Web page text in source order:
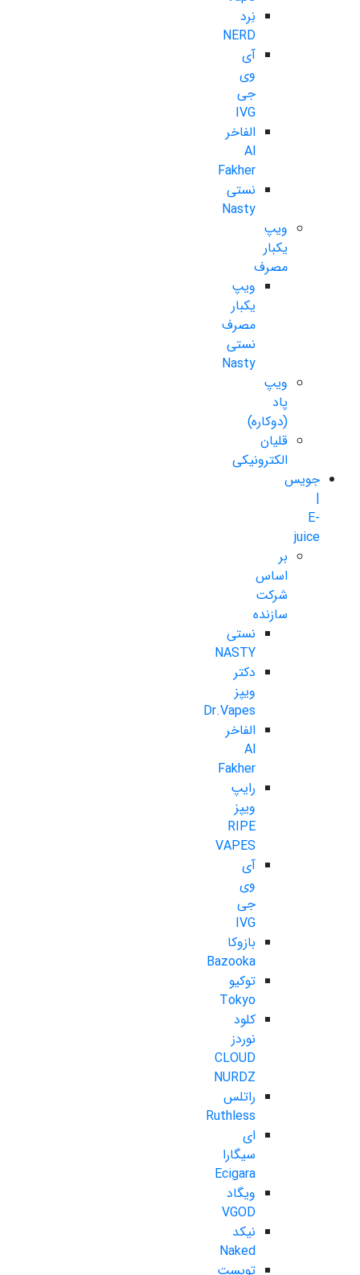
نِرد
NERD
آی
وی
جی
IVG
الفاخر
Al
Fakher
نستی
Nasty
ویپ
یکبار
مصرف
ویپ
یکبار
مصرف
نستی
Nasty
ویپ
پاد
(دوکاره)
قلیان
الکترونیکی
جویس
|
E-
juice
بر
اساس
شرکت
سازنده
نستی
NASTY
دکتر
ویپز
Dr.Vapes
الفاخر
Al
Fakher
رایپ
ویپز
RIPE
VAPES
آی
وی
جی
IVG
بازوکا
Bazooka
توکیو
Tokyo
کلود
نوردز
CLOUD
NURDZ
راتلس
Ruthless
ای
سیگارا
Ecigara
ویگاد
VGOD
نیکد
Naked
تویست